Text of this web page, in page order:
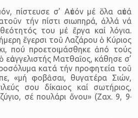
πίστευσε σ’ Αὐτόν μέ ὅλα αὐτά
τήν πίστι σιωπηρά, ἀλλά νά
του μέ ἔργα καί λόγια.
ἔγερσι τοῦ Λαζάρου ὁ Κύριος
πού προετοιμάσθηκε ἀπό τούς
εὐαγγελιστής Ματθαῖος, κάθησε σ’
κατά τήν προφητεία τοῦ
«μή φοβᾶσαι, θυγατέρα Σιών,
σου δίκαιος καί σωτήριος,
σέ πουλάρι ὄνου» (Ζαχ. 9, 9·